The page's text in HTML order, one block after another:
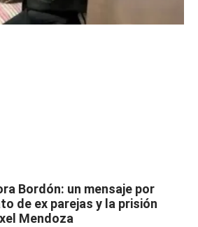
Bordón: un mensaje por
de ex parejas y la prisión
Mendoza